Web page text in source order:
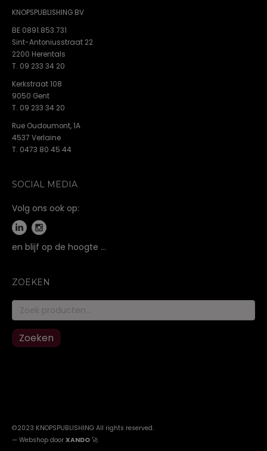
KNOPSPUBLISHING BV
BE 0891.853.731
Sint-Antoniusstraat 22
2200 Herentals
T. 09 233 34 20
Kerkstraat 108
9050 Gent
T. 09 233 34 20
Rue Oudoumont, 1A
4537 Verlaine
T. 0473 80 45 44
SOCIAL MEDIA
Volg ons ook op:
en blijf op de hoogte …
ZOEKEN
Zoeken
naar:
Zoeken
©2023 KNOPSPUBLISHING All rights reserved.
— Webshop door XANDO 🚀